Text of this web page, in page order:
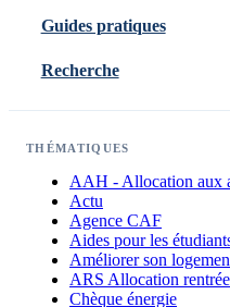
Guides pratiques
Recherche
THÉMATIQUES
AAH - Allocation aux
Actu
Agence CAF
Aides pour les
Améliorer son
ARS Allocation
Chèque énergie